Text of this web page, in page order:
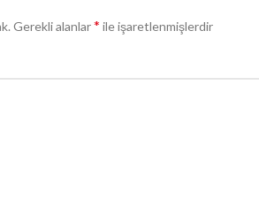
Gerekli alanlar* ile işaretlenmişlerdir